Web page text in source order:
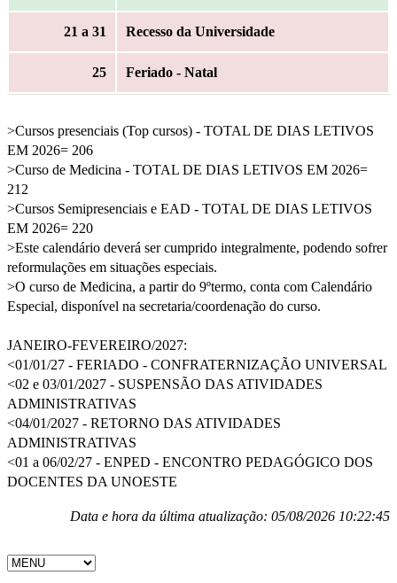
21 a 31 Recesso da Universidade
25 Feriado - Natal
>Cursos presenciais (Top cursos) - TOTAL DE DIAS LETIVOS
EM 2026= 206
>Curso de Medicina - TOTAL DE DIAS LETIVOS EM 2026=
212
>Cursos Semipresenciais e EAD - TOTAL DE DIAS LETIVOS
EM 2026= 220
>Este calendário deverá ser cumprido integralmente, podendo sofrer
reformulações em situações especiais.
>O curso de Medicina, a partir do 9ºtermo, conta com Calendário
Especial, disponível na secretaria/coordenação do curso.
JANEIRO-FEVEREIRO/2027:
<01/01/27 - FERIADO - CONFRATERNIZAÇÃO UNIVERSAL
<02 e 03/01/2027 - SUSPENSÃO DAS ATIVIDADES
ADMINISTRATIVAS
<04/01/2027 - RETORNO DAS ATIVIDADES
ADMINISTRATIVAS
<01 a 06/02/27 - ENPED - ENCONTRO PEDAGÓGICO DOS
DOCENTES DA UNOESTE
Data e hora da última atualização: 05/08/2026 10:22:45